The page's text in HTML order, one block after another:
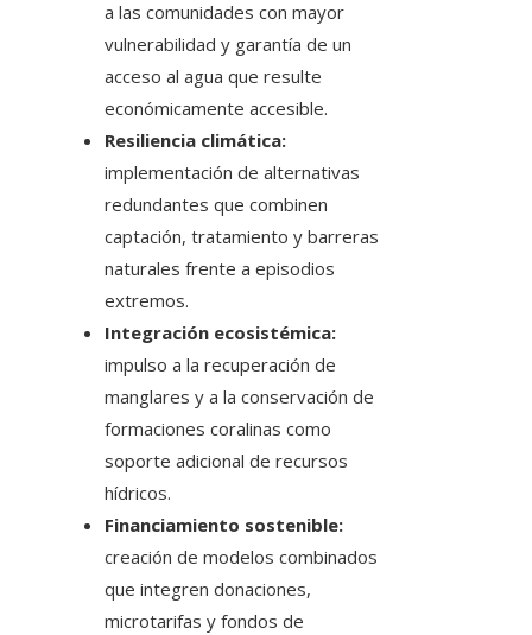
a las comunidades con mayor
vulnerabilidad y garantía de un
acceso al agua que resulte
económicamente accesible.
Resiliencia climática:
implementación de alternativas
redundantes que combinen
captación, tratamiento y barreras
naturales frente a episodios
extremos.
Integración ecosistémica:
impulso a la recuperación de
manglares y a la conservación de
formaciones coralinas como
soporte adicional de recursos
hídricos.
Financiamiento sostenible:
creación de modelos combinados
que integren donaciones,
microtarifas y fondos de